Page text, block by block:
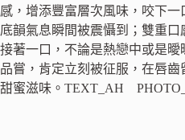
感，增添豐富層次風味，咬下
底韻氣息瞬間被震懾到；雙重口
接著一口，不論是熱戀中或是
品嘗，肯定立刻被征服，在唇
甜蜜滋味。TEXT_AH